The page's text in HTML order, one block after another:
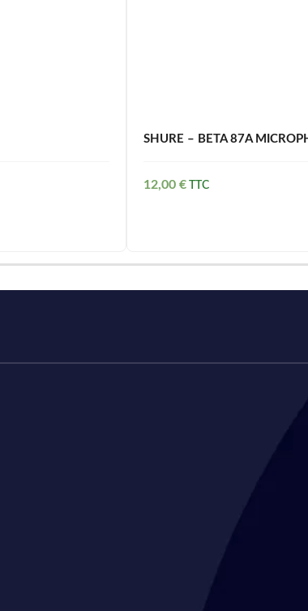
SHURE – BETA 87A
12,00 €